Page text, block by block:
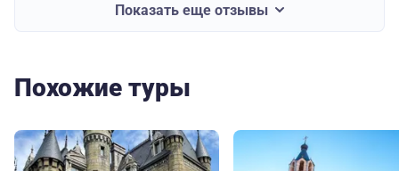
Показать еще отзывы
Похожие туры